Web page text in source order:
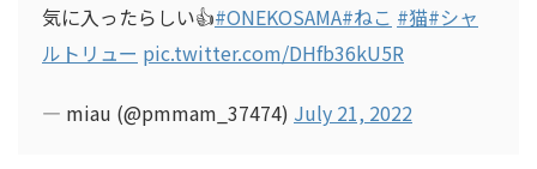
気に入ったらしい👍#ONEKOSAMA#ねこ #猫#シャ
ルトリュー pic.twitter.com/DHfb36kU5R
— miau (@pmmam_37474) July 21, 2022